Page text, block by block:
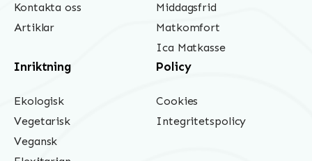
Kontakta oss
Artiklar
Middagsfrid
Matkomfort
Ica Matkasse
Inriktning
Ekologisk
Vegetarisk
Vegansk
Policy
Cookies
Integritetspolicy